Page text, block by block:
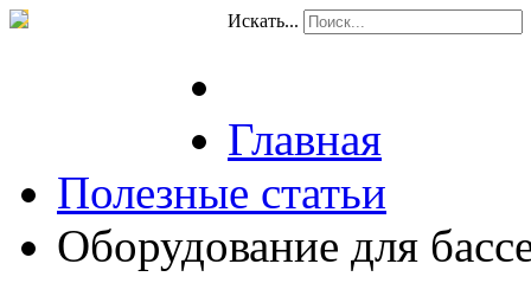
Искать...
Главная
Полезные статьи
Оборудование для